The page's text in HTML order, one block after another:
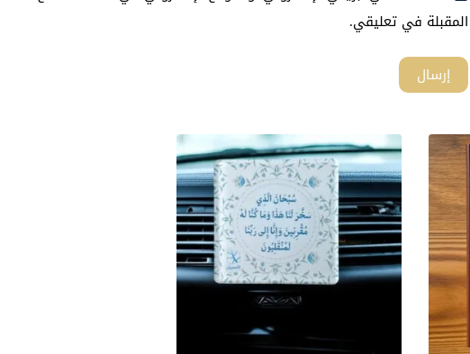
المقبلة في تعليقي.
إرسال